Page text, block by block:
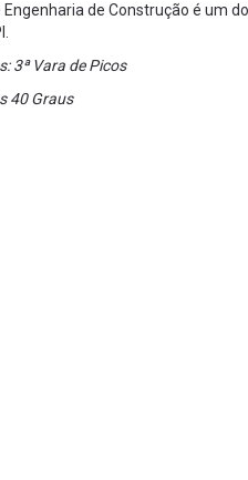
Engenharia de Construção é um
3ª Vara de Picos
40 Graus